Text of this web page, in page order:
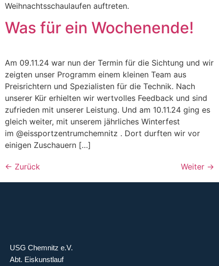
Weihnachtsschaulaufen auftreten.
Was für ein Wochenende!
Am 09.11.24 war nun der Termin für die Sichtung und wir
zeigten unser Programm einem kleinen Team aus
Preisrichtern und Spezialisten für die Technik. Nach
unserer Kür erhielten wir wertvolles Feedback und sind
zufrieden mit unserer Leistung. Und am 10.11.24 ging es
gleich weiter, mit unserem jährliches Winterfest
im @eissportzentrumchemnitz . Dort durften wir vor
einigen Zuschauern […]
← Zurück Weiter →
USG Chemnitz e.V.
Abt. Eiskunstlauf